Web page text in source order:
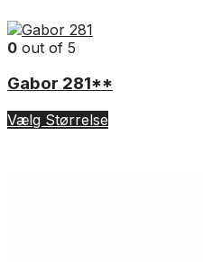
0 out of 5
Gabor 281**
Vælg Størrelse